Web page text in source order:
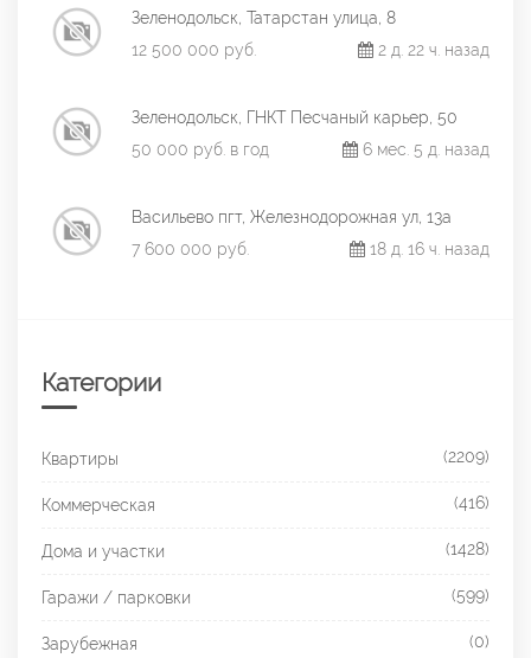
Зеленодольск, Татарстан улица, 8
12 500 000 руб.
2 д. 22 ч. назад
Зеленодольск, ГНКТ Песчаный карьер, 50
50 000 руб. в год
6 мес. 5 д. назад
Васильево пгт, Железнодорожная ул, 13а
7 600 000 руб.
18 д. 16 ч. назад
Категории
Квартиры (2209)
Коммерческая (416)
Дома и участки (1428)
Гаражи / парковки (599)
Зарубежная (0)